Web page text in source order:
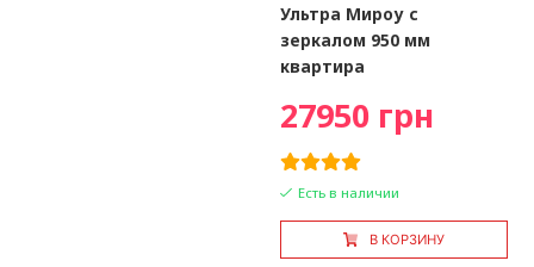
Ультра Мироу с
зеркалом 950 мм
квартира
27950 грн
Есть в наличии
В КОРЗИНУ